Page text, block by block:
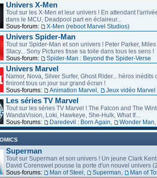
Univers X-Men
Tout sur les X-Men et leur univers ! En attendant
dans le MCU, Deadpool part en éclaireur...
Sous-forum:
X-Men (reboot Marvel Studios)
Univers Spider-Man
Tout sur Spider-Man et son univers ! Peter Parker,
Stacy... Sony Pictures tisse sa toile dans tous les sens !
Sous-forum:
Spider-Man : Beyond the Spider-Verse
Univers Marvel
Namor, Nova, Silver Surfer, Ghost Rider... héros inédits
finiront tous un jour sur grand écran !
Sous-forums:
Animation Marvel Jeux vidéo Marvel
Les séries TV Marvel
Tout sur les séries TV Marvel ! The Falcon and The
WandaVision, Loki, Hawkeye, She-Hulk, What If...
Sous-forums:
Daredevil : Born Again Wonder Man
Superman
Tout sur Superman et son univers ! Un jeune Clark
David Corenswet pousse la porte d'un nouvel univers
Sous-forums:
Man of Steel Superman Man of